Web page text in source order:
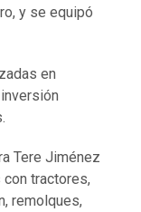
y se equipó
en
Tere Jiménez
tractores,
remolques,